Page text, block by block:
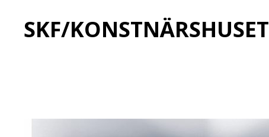
SKF/KONSTNÄRSHUSET